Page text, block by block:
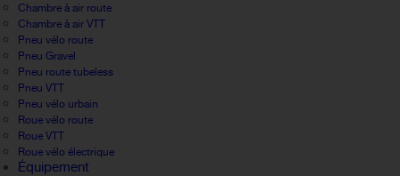
Chambre à air route
Chambre à air VTT
Pneu vélo route
Pneu Gravel
Pneu route tubeless
Pneu VTT
Pneu vélo urbain
Roue vélo route
Roue VTT
Roue vélo électrique
Équipement